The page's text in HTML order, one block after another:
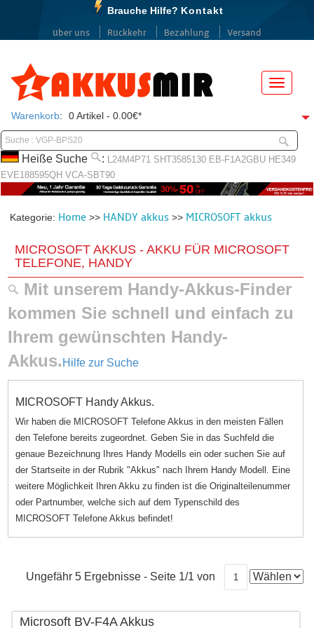
Brauche Hilfe? Kontakt
über uns
Rückkehr Bezahlung Versand
Menü
Warenkorb: 0 Artikel - 0.00€*
Heiße Suche : L24M4P71 SHT3585130 EB-F1A2GBU HE349
EVE188595QH VCA-SBT90
Kategorie: Home >> HANDY akkus >> MICROSOFT akkus
MICROSOFT AKKUS - AKKU FÜR MICROSOFT
TELEFONE, HANDY
Mit unserem Handy-Akkus-Finder
kommen Sie schnell und einfach zu
Ihrem gewünschten Handy-
Akkus. Hilfe zur Suche
MICROSOFT Handy Akkus.
Wir haben die MICROSOFT Telefone Akkus in den meisten Fällen
den Telefone bereits zugeordnet. Geben Sie in das Suchfeld die
genaue Bezeichnung Ihres Handy Modells ein oder suchen Sie auf
der Startseite in der Rubrik "Akkus" nach Ihrem Handy Modell. Eine
weitere Möglichkeit Ihren Akku zu finden ist die Originalteilenummer
oder Partnumber, welche sich auf dem Typenschild des
MICROSOFT Telefone Akkus befindet!
Ungefähr 5 Ergebnisse - Seite 1/1 von 1
Microsoft BV-F4A Akkus